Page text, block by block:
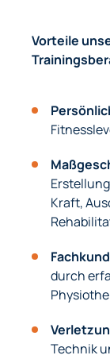
Vorteile
Kraft,
durch
Technik